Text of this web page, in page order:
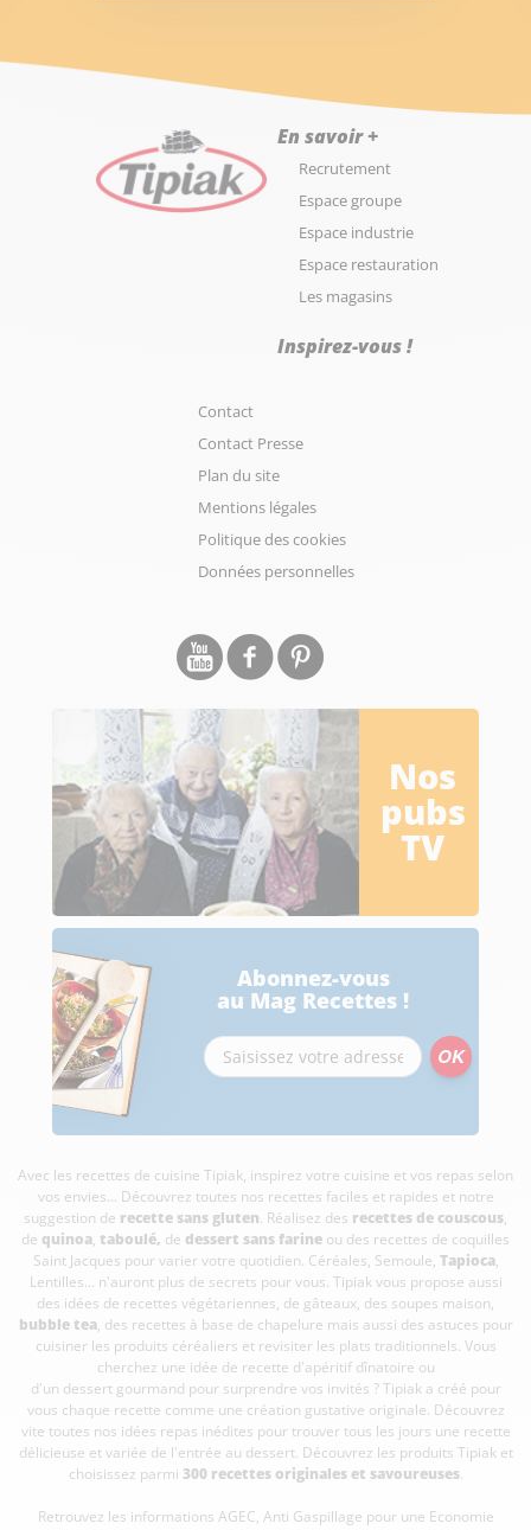
En savoir +
Recrutement
Espace groupe
Espace industrie
Espace restauration
Les magasins
Inspirez-vous !
Contact
Contact Presse
Plan du site
Mentions légales
Politique des cookies
Données personnelles
Nos
pubs
TV
Abonnez-vous
au Mag Recettes !
Avec les recettes de cuisine Tipiak, inspirez votre cuisine et vos repas selon
vos envies... Découvrez toutes nos recettes faciles et rapides et notre
suggestion de recette sans gluten. Réalisez des recettes de couscous,
de quinoa, taboulé, de dessert sans farine ou des recettes de coquilles
Saint Jacques pour varier votre quotidien. Céréales, Semoule, Tapioca,
Lentilles... n'auront plus de secrets pour vous. Tipiak vous propose aussi
des idées de recettes végétariennes, de gâteaux, des soupes maison,
bubble tea, des recettes à base de chapelure mais aussi des astuces pour
cuisiner les produits céréaliers et revisiter les plats traditionnels. Vous
cherchez une idée de recette d'apéritif dînatoire ou
d'un dessert gourmand pour surprendre vos invités ? Tipiak a créé pour
vous chaque recette comme une création gustative originale. Découvrez
vite toutes nos idées repas inédites pour trouver tous les jours une recette
délicieuse et variée de l'entrée au dessert. Découvrez les produits Tipiak et
choisissez parmi 300 recettes originales et savoureuses.
Retrouvez les informations AGEC, Anti Gaspillage pour une Economie